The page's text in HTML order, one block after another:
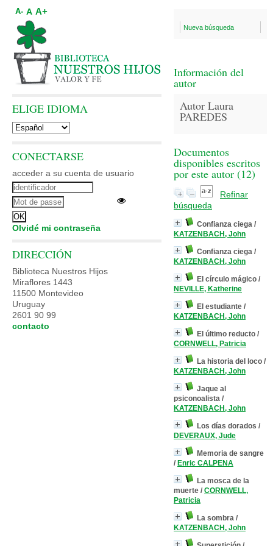
Nueva búsqueda
Información del
autor
Autor Laura
PAREDES
Documentos
disponibles escritos
por este autor (12)
Refinar
búsqueda
Confianza ciega /
KATZENBACH, John
Confianza ciega /
KATZENBACH, John
El círculo mágico /
NEVILLE, Katherine
El estudiante /
KATZENBACH, John
El último reducto /
CORNWELL, Patricia
La historia del loco /
KATZENBACH, John
Jaque al
psiconoalista /
KATZENBACH, John
Los días dorados /
DEVERAUX, Jude
Memoria de sangre
/ Enric CALPENA
La mosca de la
muerte / CORNWELL,
Patricia
La sombra /
KATZENBACH, John
A- A A+
ELIGE IDIOMA
CONECTARSE
acceder a su cuenta de usuario
Olvidé mi contraseña
DIRECCIÓN
Biblioteca Nuestros Hijos
Miraflores 1443
11500 Montevideo
Uruguay
2601 90 99
contacto